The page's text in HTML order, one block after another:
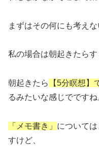
まずはその何にも考えな
私の場合は朝起きたらす
朝起きたら 【5分瞑想】
るみたいな感じでですね
「メモ書き」 について
すけど、